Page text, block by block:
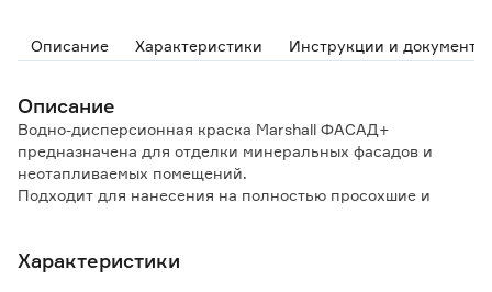
Описание Характеристики Инструкции и документы
Описание
Водно-дисперсионная краска Marshall ФАСАД+
предназначена для отделки минеральных фасадов и
неотапливаемых помещений.
Подходит для нанесения на полностью просохшие и
Характеристики